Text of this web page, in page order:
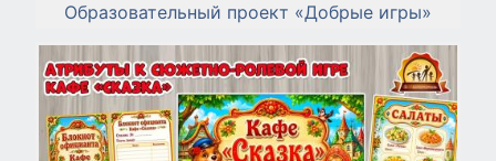
Образовательный проект «Добрые игры»